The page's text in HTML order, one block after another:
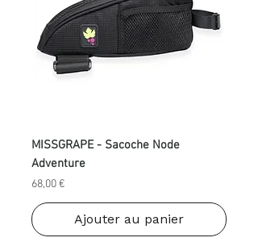
MISSGRAPE - Sacoche Node
Adventure
Prix
68,00 €
Ajouter au panier